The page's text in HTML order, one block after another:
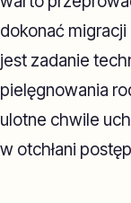
dokonać migracji
jest zadanie
pielęgnowania
ulotne chwile
w otchłani